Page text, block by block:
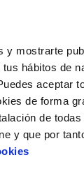
y mostrarte
hábitos de
aceptar
de forma
de
y que por
DE DATOS
datos bancarios
datos de domicilio
DE SERVICIO
(Defensa del
AGUA
contratación del